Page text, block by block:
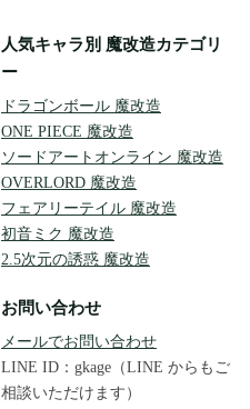
人気キャラ別 魔改造カテゴリ
ー
ドラゴンボール 魔改造
ONE PIECE 魔改造
ソードアートオンライン 魔改造
OVERLORD 魔改造
フェアリーテイル 魔改造
初音ミク 魔改造
2.5次元の誘惑 魔改造
お問い合わせ
メールでお問い合わせ
LINE ID：gkage（LINE からもご
相談いただけます）